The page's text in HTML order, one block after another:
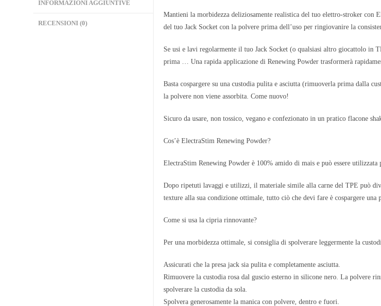
INFORMAZIONI AGGIUNTIVE
RECENSIONI (0)
Mantieni la morbidezza deliziosamente realistica del tuo elettro-stroker con
del tuo Jack Socket con la polvere prima dell’uso per ringiovanire la
Se usi e lavi regolarmente il tuo Jack Socket (o qualsiasi altro giocattolo in
prima … Una rapida applicazione di Renewing Powder trasformerà
Basta cospargere su una custodia pulita e asciutta (rimuoverla prima dalla
la polvere non viene assorbita. Come nuovo!
Sicuro da usare, non tossico, vegano e confezionato in un pratico flacone
Cos’è ElectraStim Renewing Powder?
ElectraStim Renewing Powder è 100% amido di mais e può essere
Dopo ripetuti lavaggi e utilizzi, il materiale simile alla carne del TPE può
texture alla sua condizione ottimale, tutto ciò che devi fare è cospargere
Come si usa la cipria rinnovante?
Per una morbidezza ottimale, si consiglia di spolverare leggermente la
Assicurati che la presa jack sia pulita e completamente asciutta.
Rimuovere la custodia rosa dal guscio esterno in silicone nero. La polvere
spolverare la custodia da sola.
Spolvera generosamente la manica con polvere, dentro e fuori.